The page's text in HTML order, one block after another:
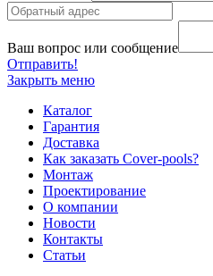
Ваш вопрос или сообщение
Отправить!
Закрыть меню
Каталог
Гарантия
Доставка
Как заказать Cover-pools?
Монтаж
Проектирование
О компании
Новости
Контакты
Статьи